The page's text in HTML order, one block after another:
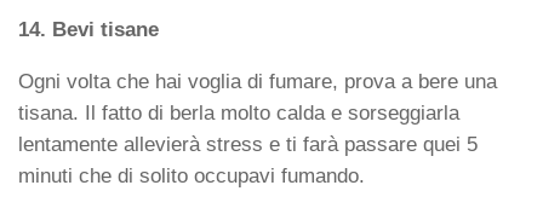
14. Bevi tisane
Ogni volta che hai voglia di fumare, prova a bere una
tisana. Il fatto di berla molto calda e sorseggiarla
lentamente allevierà stress e ti farà passare quei 5
minuti che di solito occupavi fumando.